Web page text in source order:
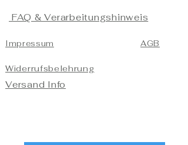
FAQ & Verarbeitungshinweis
Impressum
Widerrufsbelehrung
Versand Info
AGB